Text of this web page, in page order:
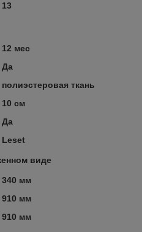
13
12 мес
Да
полиэстеровая ткань
10 см
Да
Leset
виде
340 мм
910 мм
910 мм